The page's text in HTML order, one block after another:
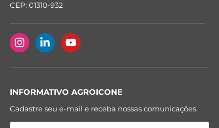
CEP: 01310-932
INFORMATIVO AGROICONE
Cadastre seu e-mail e receba nossas comunicações.